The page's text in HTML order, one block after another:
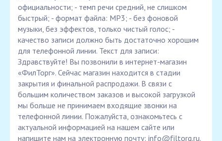
официальности; - темп речи средний, не слишком
быстрый; - формат файла: MP3; - без фоновой
музыки, без эффектов, только чистый голос; -
качество записи должно быть достаточно хорошим
для телефонной линии. Текст для записи:
Здравствуйте! Вы позвонили в интернет-магазин
«ФилТорг». Сейчас магазин находится в стадии
закрытия и финальной распродажи. В связи с
большим количеством заказов и высокой загрузкой
мы больше не принимаем входящие звонки на
телефонной линии. Пожалуйста, ознакомьтесь с
актуальной информацией на нашем сайте или
напишите нам на электронную почту: info@filtorg.ru.